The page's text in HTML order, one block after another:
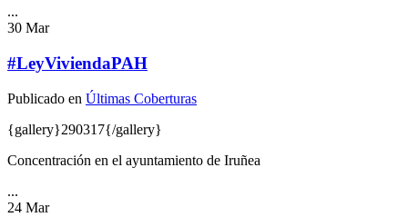
...
30 Mar
#LeyViviendaPAH
Publicado en Últimas Coberturas
{gallery}290317{/gallery}
Concentración en el ayuntamiento de Iruñea
...
24 Mar